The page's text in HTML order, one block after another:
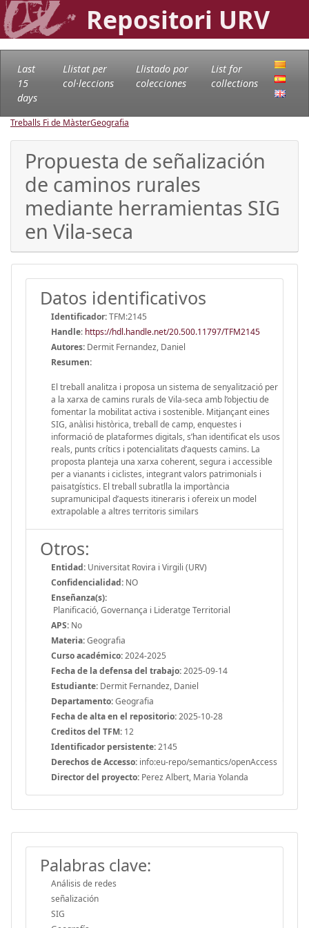
Repositori URV
Last
15
days
Llistat per
col·leccions
Llistado por
colecciones
List for
collections
Treballs Fi de MàsterGeografia
Propuesta de señalización
de caminos rurales
mediante herramientas SIG
en Vila-seca
Datos identificativos
Identificador:TFM:2145
Handle: https://hdl.handle.net/20.500.11797/TFM2145
Autores: Dermit Fernandez, Daniel
Resumen:
El treball analitza i proposa un sistema de senyalització per
a la xarxa de camins rurals de Vila-seca amb l’objectiu de
fomentar la mobilitat activa i sostenible. Mitjançant eines
SIG, anàlisi històrica, treball de camp, enquestes i
informació de plataformes digitals, s’han identificat els usos
reals, punts crítics i potencialitats d’aquests camins. La
proposta planteja una xarxa coherent, segura i accessible
per a vianants i ciclistes, integrant valors patrimonials i
paisatgístics. El treball subratlla la importància
supramunicipal d’aquests itineraris i ofereix un model
extrapolable a altres territoris similars
Otros:
Entidad: Universitat Rovira i Virgili (URV)
Confidencialidad: NO
Enseñanza(s):
Planificació, Governança i Lideratge Territorial
APS: No
Materia:Geografia
Curso académico:2024-2025
Fecha de la defensa del trabajo:2025-09-14
Estudiante: Dermit Fernandez, Daniel
Departamento:Geografia
Fecha de alta en el repositorio:2025-10-28
Creditos del TFM: 12
Identificador persistente:2145
Derechos de Accesso: info:eu-repo/semantics/openAccess
Director del proyecto: Perez Albert, Maria Yolanda
Palabras clave:
Análisis de redes
señalización
SIG